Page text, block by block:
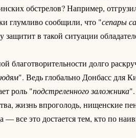
обстрелов? Например,
глумливо сообщили, что "сепары
в такой ситуации
благотворительности долго
". Ведь глобально Донбасс для
роль "подстреленного заложника".
жизнь впроголодь, нищенские
все это достается тем, кто по